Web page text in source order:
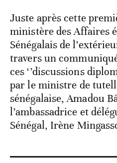
Juste après cette
ministère des Affaires
Sénégalais de
travers un
ces ‘’discussions
par le ministre de
sénégalaise, Amadou
l’ambassadrice et
Sénégal, Irène